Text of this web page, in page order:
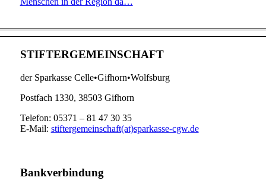
STIFTERGEMEINSCHAFT
der Sparkasse Celle•Gifhorn•Wolfsburg
Postfach 1330, 38503 Gifhorn
Telefon: 05371 – 81 47 30 35
E-Mail: stiftergemeinschaft(at)sparkasse-cgw.de
Bankverbindung